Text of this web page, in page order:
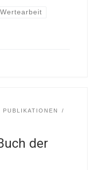
Wertearbeit
PUBLIKATIONEN
der